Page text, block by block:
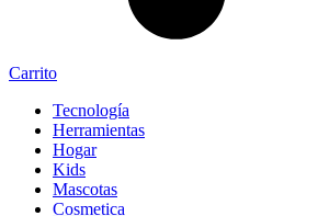
Carrito
Tecnología
Herramientas
Hogar
Kids
Mascotas
Cosmetica